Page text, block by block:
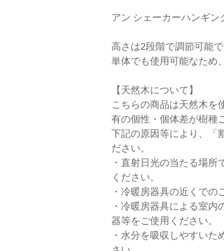
アン シェーカーハンギン
高さは2段階で調節可能
単体でも使用可能なため
【天然木について】
こちらの商品は天然木を
有の個性・個体差が樹種
下記の原因等により、「
ださい。
・直射日光の当たる場
ください。
・冷暖房器具の近くでの
・冷暖房器具による室
器等をご使用ください。
・水分を吸収しやすい